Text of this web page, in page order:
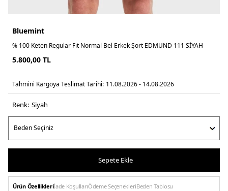
Bluemint
% 100 Keten Regular Fit Normal Bel Erkek Şort EDMUND 111 SİYAH
5.800,00 TL
Tahmini Kargoya Teslimat Tarihi: 11.08.2026 - 14.08.2026
Renk: si̇yah
Sepete Ekle
Ürün Özellikleriİade KoşullarıÖdeme SeçenekleriBeden Tablosu